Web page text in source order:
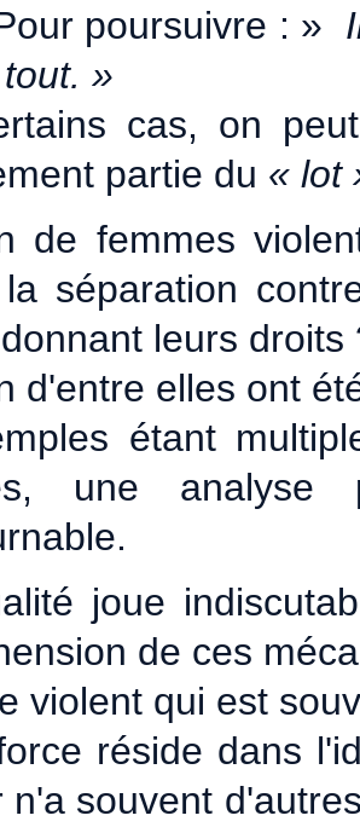
poursuivre : »
»
cas, on
partie du « lot
de femmes
séparation
leurs droits
d'entre elles ont
étant
une analyse
joue
de ces
violent qui est
réside dans
n'a souvent